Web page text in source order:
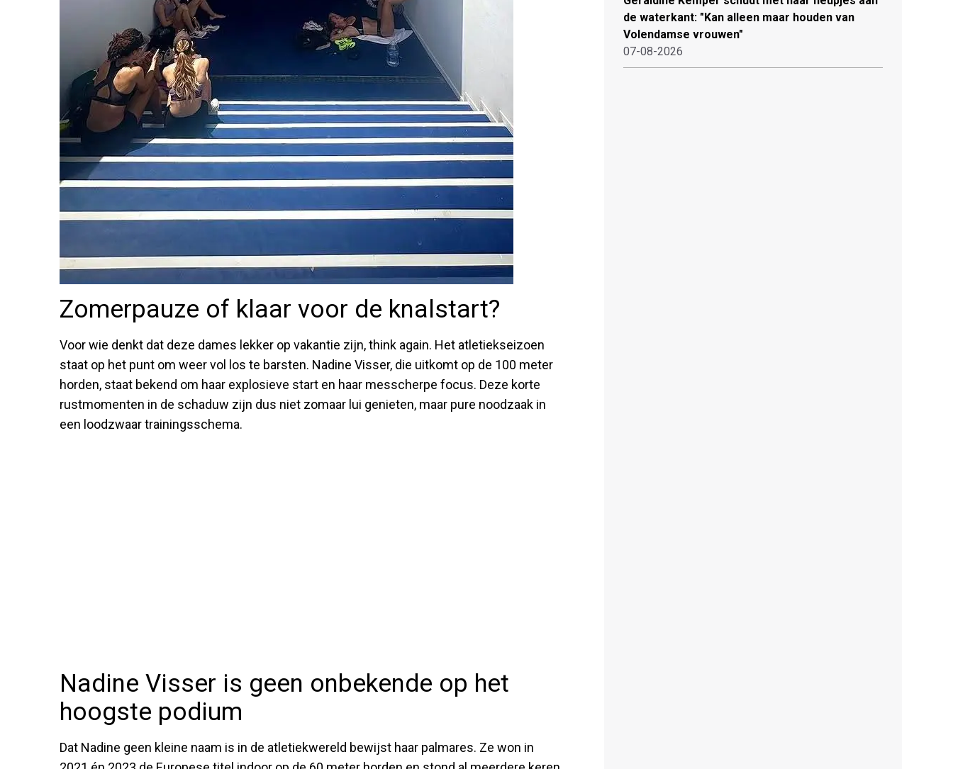
Zomerpauze of klaar voor de knalstart?
Voor wie denkt dat deze dames lekker op vakantie zijn, think again. Het atletiekseizoen
staat op het punt om weer vol los te barsten. Nadine Visser, die uitkomt op de 100 meter
horden, staat bekend om haar explosieve start en haar messcherpe focus. Deze korte
rustmomenten in de schaduw zijn dus niet zomaar lui genieten, maar pure noodzaak in
een loodzwaar trainingsschema.
Nadine Visser is geen onbekende op het
hoogste podium
Dat Nadine geen kleine naam is in de atletiekwereld bewijst haar palmares. Ze won in
de waterkant: "Kan alleen maar houden van
Volendamse vrouwen"
07-08-2026